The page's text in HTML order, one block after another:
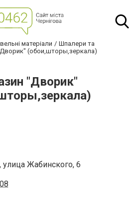
матеріали
Шпалери та
(обои,шторы,зеркала)
"Дворик"
улица Жабинского, 6